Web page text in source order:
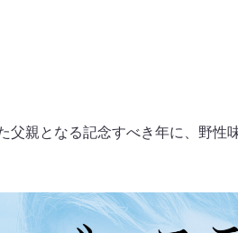
親となる記念すべき年に、野性